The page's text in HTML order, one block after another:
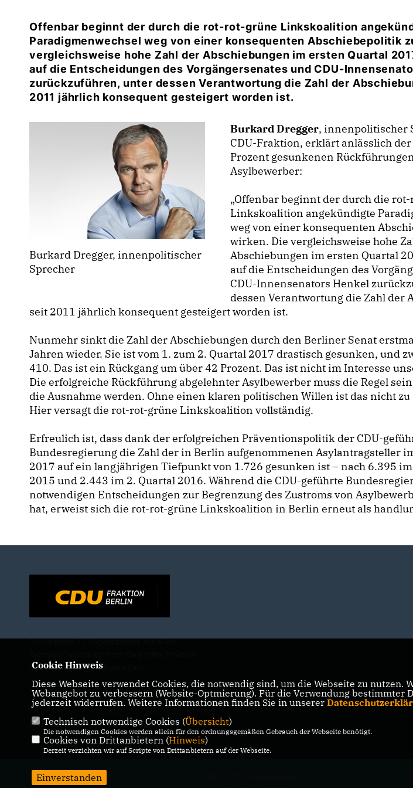
Offenbar beginnt der durch die rot-rot-grüne Linkskoalition
Paradigmenwechsel weg von einer konsequenten Abschiebepolitik
vergleichsweise hohe Zahl der Abschiebungen im ersten Quartal
auf die Entscheidungen des Vorgängersenates und CDU-
zurückzuführen, unter dessen Verantwortung die Zahl der
2011 jährlich konsequent gesteigert worden ist.
Burkard Dregger, innenpolitischer
Sprecher
Burkard Dregger, innenpolitischer
CDU-Fraktion, erklärt anlässlich
Prozent gesunkenen
Asylbewerber:
Offenbar beginnt der durch die
Linkskoalition angekündigte
weg von einer konsequenten
wirken. Die vergleichsweise hohe
Abschiebungen im ersten Quartal
auf die Entscheidungen des
CDU-Innensenators Henkel
dessen Verantwortung die Zahl der
seit 2011 jährlich konsequent gesteigert worden ist.
Nunmehr sinkt die Zahl der Abschiebungen durch den Berliner Senat
Jahren wieder. Sie ist vom 1. zum 2. Quartal 2017 drastisch gesunken, und
410. Das ist ein Rückgang um über 42 Prozent. Das ist nicht im Interesse
Die erfolgreiche Rückführung abgelehnter Asylbewerber muss die Regel
die Ausnahme werden. Ohne einen klaren politischen Willen ist das nicht
Hier versagt die rot-rot-grüne Linkskoalition vollständig.
Erfreulich ist, dass dank der erfolgreichen Präventionspolitik der CDU-
Bundesregierung die Zahl der in Berlin aufgenommenen Asylantragsteller
2017 auf ein langjährigen Tiefpunkt von 1.726 gesunken ist – nach 6.395
2015 und 2.443 im 2. Quartal 2016. Während die CDU-geführte
notwendigen Entscheidungen zur Begrenzung des Zustroms von
hat, erweist sich die rot-rot-grüne Linkskoalition in Berlin erneut als
Mit unseren 52 Abgeordneten aus allen
im Berliner Abgeordnetenhaus.
IMPRESSUM DATENSCHUTZ KONTAKT
Cookie Hinweis
Diese Webseite verwendet Cookies, die notwendig sind, um die Webseite zu
Webangebot zu verbessern (Website-Optmierung). Für die Verwendung
jederzeit widerrufen. Weitere Informationen finden Sie in unserer
Technisch notwendige Cookies (Übersicht)
Die notwendigen Cookies werden allein für den ordnungsgemäßen Gebrauch der Webseite benötigt.
Cookies von Drittanbietern (Hinweis)
Derzeit verzichten wir auf Scripte von Drittanbietern auf der Webseite.
Einverstanden